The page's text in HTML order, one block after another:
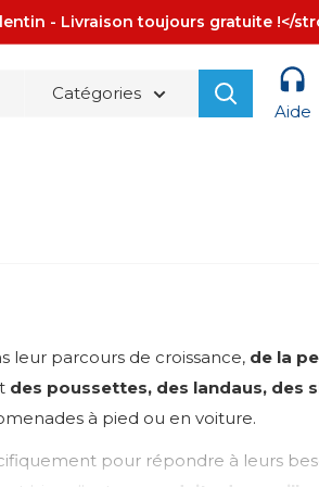
- Livraison toujours gratuite !</
Catégories
Aide
leur parcours de croissance, de la
des poussettes, des landaus, des
à pied ou en voiture.
pour répondre à leurs